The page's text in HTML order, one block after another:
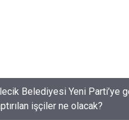
Belediyesi Yeni Parti’ye
işçiler ne olacak?